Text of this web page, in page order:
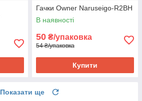
Гачки Owner Naruseigo-R2BH
В наявності
50 ₴/упаковка
54 ₴/упаковка
Купити
Показати ще